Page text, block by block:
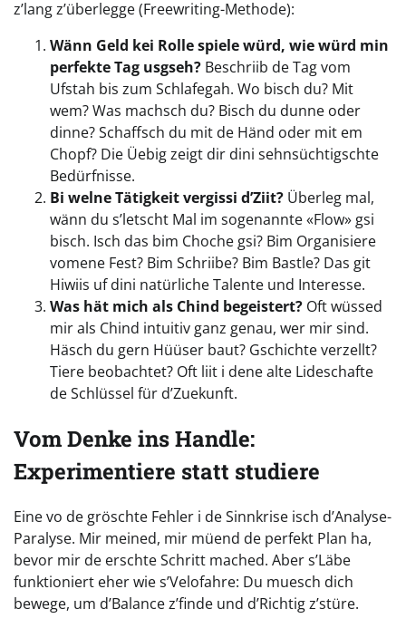
z’lang z’überlegge (Freewriting-Methode):
Wänn Geld kei Rolle spiele würd, wie würd min
perfekte Tag usgseh? Beschriib de Tag vom
Ufstah bis zum Schlafegah. Wo bisch du? Mit
wem? Was machsch du? Bisch du dunne oder
dinne? Schaffsch du mit de Händ oder mit em
Chopf? Die Üebig zeigt dir dini sehnsüchtigschte
Bedürfnisse.
Bi welne Tätigkeit vergissi d’Ziit? Überleg mal,
wänn du s’letscht Mal im sogenannte «Flow» gsi
bisch. Isch das bim Choche gsi? Bim Organisiere
vomene Fest? Bim Schriibe? Bim Bastle? Das git
Hiwiis uf dini natürliche Talente und Interesse.
Was hät mich als Chind begeistert? Oft wüssed
mir als Chind intuitiv ganz genau, wer mir sind.
Häsch du gern Hüüser baut? Gschichte verzellt?
Tiere beobachtet? Oft liit i dene alte Lideschafte
de Schlüssel für d’Zuekunft.
Vom Denke ins Handle:
Experimentiere statt studiere
Eine vo de gröschte Fehler i de Sinnkrise isch d’Analyse-
Paralyse. Mir meined, mir müend de perfekt Plan ha,
bevor mir de erschte Schritt mached. Aber s’Läbe
funktioniert eher wie s’Velofahre: Du muesch dich
bewege, um d’Balance z’finde und d’Richtig z’stüre.